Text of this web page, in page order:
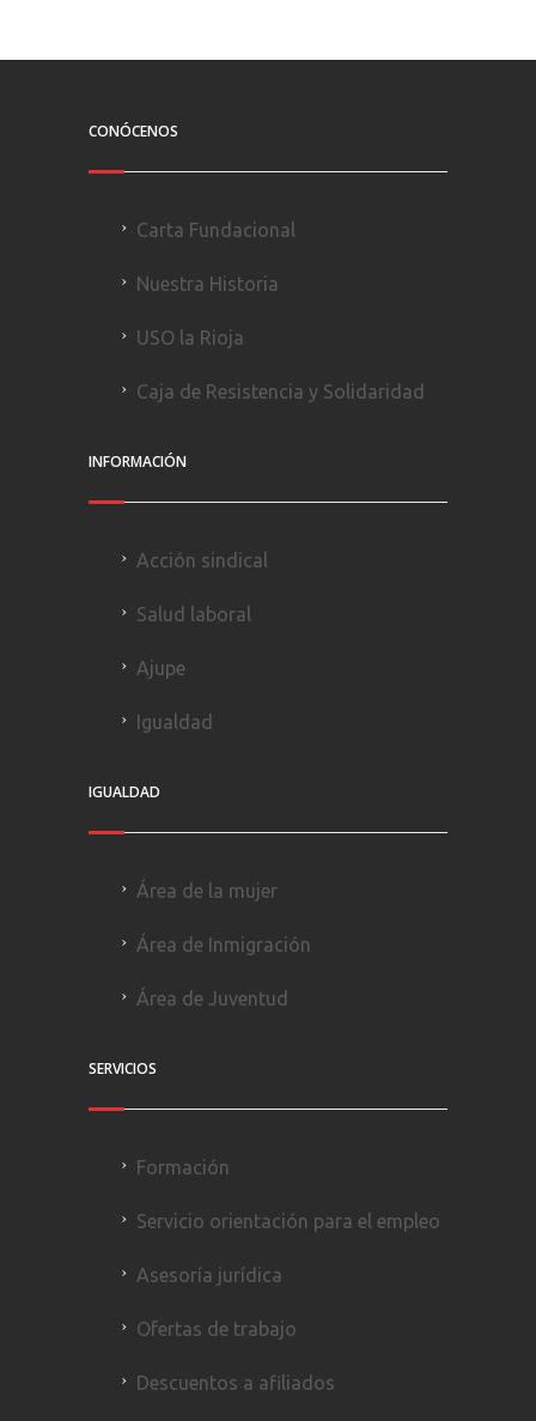
CONÓCENOS
Carta Fundacional
Nuestra Historia
USO la Rioja
Caja de Resistencia y Solidaridad
INFORMACIÓN
Acción sindical
Salud laboral
Ajupe
Igualdad
IGUALDAD
Área de la mujer
Área de Inmigración
Área de Juventud
SERVICIOS
Formación
Servicio orientación para el empleo
Asesoría jurídica
Ofertas de trabajo
Descuentos a afiliados